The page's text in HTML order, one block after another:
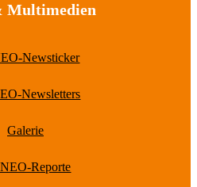
Multimedien
Newsticker
Newsletters
Galerie
Reporte